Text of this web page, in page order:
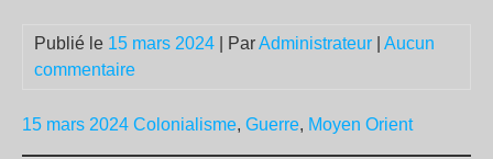
Publié le 15 mars 2024 | ParAdministrateur
Aucun
commentaire
15 mars 2024 Colonialisme, Guerre, Moyen Orient